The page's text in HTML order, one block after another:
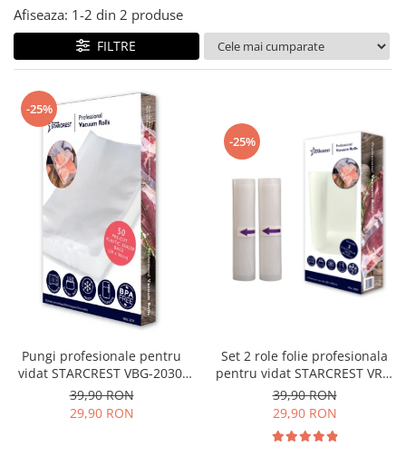
Afiseaza: 1-2 din 2 produse
FILTRE
-25%
Pungi profesionale pentru
vidat STARCREST VBG-2030,
50 bucati, 20x30 cm,
rezistente, reutilizabile, sous
39,90 RON
29,90 RON
-25%
Set 2 role folie profesionala
pentru vidat STARCREST VRL-
2850, 28 x 500 cm, rezistente,
reutilizabile, sous vide,
fara BPA, transparent
39,90 RON
29,90 RON